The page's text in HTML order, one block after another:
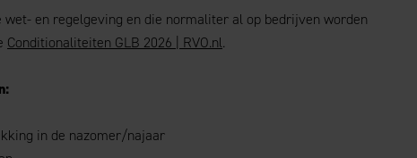
en regelgeving en die normaliter al op bedrijven worden
Conditionaliteiten GLB 2026 | RVO.nl.
in de nazomer/najaar